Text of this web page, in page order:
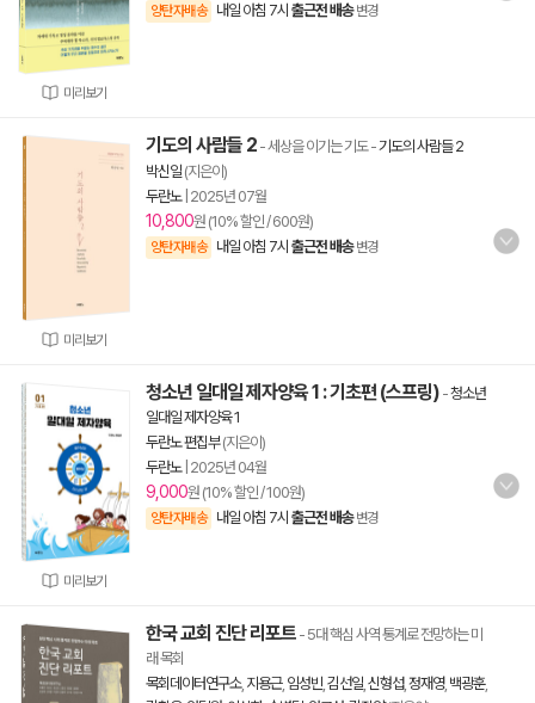
미리보기
양탄자배송 내일 아침 7시 출근전 배송 변경
미리보기
기도의 사람들 2 - 세상을 이기는 기도-기도의 사람들 2
박신일 (지은이)
두란노| 2025년 07월
10,800원 (10% 할인 / 600원)
양탄자배송 내일 아침 7시 출근전 배송 변경
미리보기
청소년 일대일 제자양육 1 : 기초편 (스프링) -청소년
일대일 제자양육 1
두란노 편집부(지은이)
두란노| 2025년 04월
9,000원 (10% 할인 / 100원)
양탄자배송 내일 아침 7시 출근전 배송 변경
한국 교회 진단 리포트 - 5대 핵심 사역 통계로 전망하는 미
래 목회
목회데이터연구소, 지용근, 임성빈 김선일 신형섭, 정재영, 백광훈,